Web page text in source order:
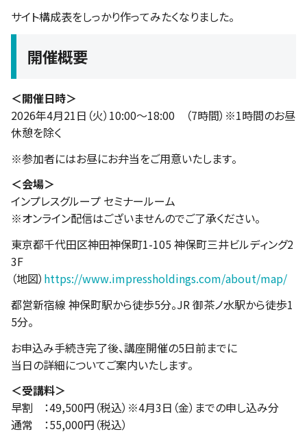
サイト構成表をしっかり作ってみたくなりました。
開催概要
＜開催日時＞
2026年4月21日（火）10:00〜18:00 （7時間）※1時間のお昼
休憩を除く
※参加者にはお昼にお弁当をご用意いたします。
＜会場＞
インプレスグループ セミナールーム
※オンライン配信はございませんのでご了承ください。
東京都千代田区神田神保町1-105 神保町三井ビルディング2
3F
（地図） https://www.impressholdings.com/about/map/
都営新宿線 神保町駅から徒歩5分。JR 御茶ノ水駅から徒歩1
5分。
お申込み手続き完了後、講座開催の5日前までに
当日の詳細についてご案内いたします。
＜受講料＞
早割 ：49,500円（税込）※4月3日（金）までの申し込み分
通常 ：55,000円（税込）